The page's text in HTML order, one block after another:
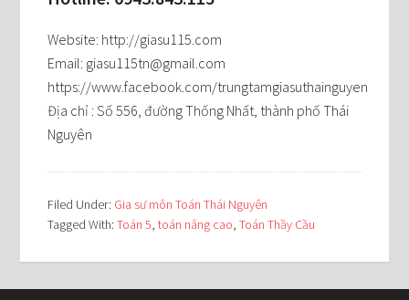
Website: http://giasu115.com
Email: giasu115tn@gmail.com
https://www.facebook.com/trungtamgiasuthainguyen
Địa chỉ : Số 556, đường Thống Nhất, thành phố Thái
Nguyên
Filed Under: Gia sư môn Toán Thái Nguyên
Tagged With:Toán 5,toán nâng cao,Toán Thầy Cầu